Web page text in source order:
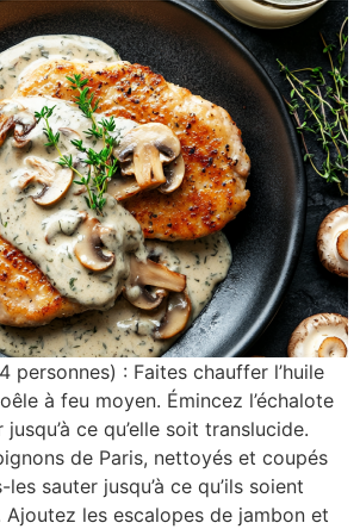
personnes) : Faites chauffer l’huile
à feu moyen. Émincez l’échalote
ce qu’elle soit translucide.
de Paris, nettoyés et coupés
sauter jusqu’à ce qu’ils soient
Ajoutez les escalopes de jambon et